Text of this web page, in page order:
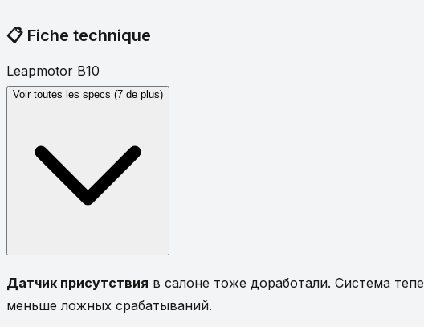
📋 Fiche technique
Leapmotor B10
Voir toutes les specs (7 de plus)
Датчик присутствия в салоне тоже доработали. Система
меньше ложных срабатываний.